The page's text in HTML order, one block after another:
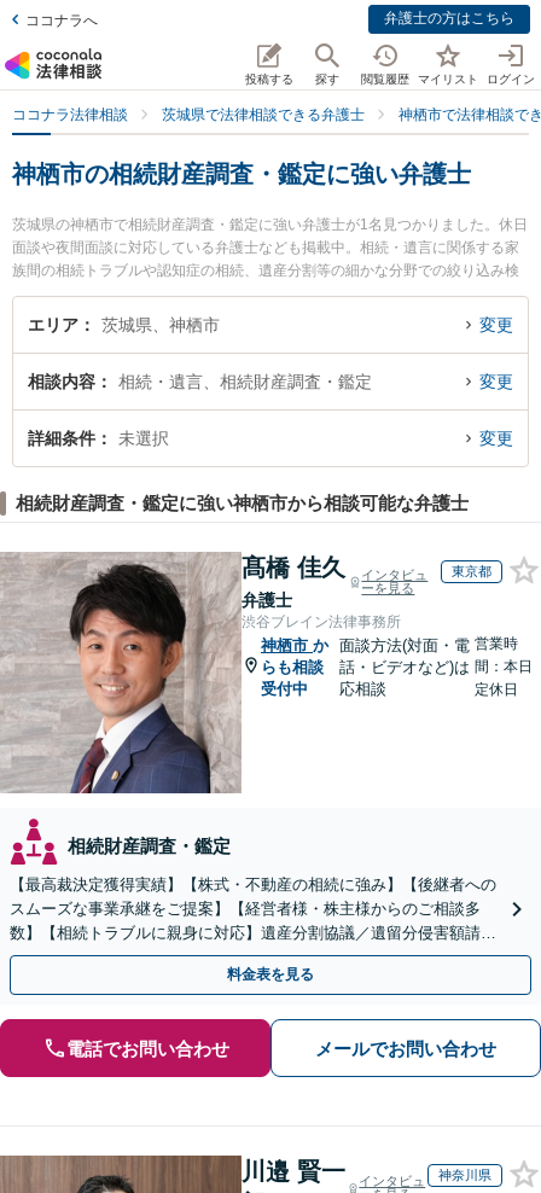
ココナラへ 弁護士の方はこちら
投稿する 探す 閲覧履歴 マイリスト ログイン
ココナラ法律相談 茨城県で法律相談できる弁護士 神栖市で法律相談で
神栖市の相続財産調査・鑑定に強い弁護士
茨城県の神栖市で相続財産調査・鑑定に強い弁護士が1名見つかりました。休日
面談や夜間面談に対応している弁護士なども掲載中。相続・遺言に関係する家
族間の相続トラブルや認知症の相続、遺産分割等の細かな分野での絞り込み検
索もでき便利です。特に神栖・鹿島セントラル法律事務所の瀧 智英弁護士のプ
ロフィール情報や弁護士費用、強みなどが注目されています。『神栖市で土日
たい』『初回相談無料で相続財産調査・鑑定を法律相談できる神栖市内の弁護
士に相談予約したい』などでお困りの相談者さんにおすすめです。
エリア 茨城県、神栖市 変更
相談内容 相続・遺言、相続財産調査・鑑定 変更
詳細条件 未選択 変更
相続財産調査・鑑定に強い神栖市から相談可能な弁護士
髙橋 佳久
弁護士
インタビュ
ーを見る
東京都
渋谷ブレイン法律事務所
神栖市 か
らも相談
受付中
面談方法(対面・電
話・ビデオなど)は
応相談
営業時
間：本日
定休日
相続財産調査・鑑定
【最高裁決定獲得実績】【株式・不動産の相続に強み】【後継者への
スムーズな事業承継をご提案】【経営者様・株主様からのご相談多
数】【相続トラブルに親身に対応】遺産分割協議／遺留分侵害額請求
／遺言書作成も丁寧に対応【40分相談無料】【渋谷駅3分】
料金表を見る
電話でお問い合わせ メールでお問い合わせ
川邉 賢一
インタビュ
神奈川県